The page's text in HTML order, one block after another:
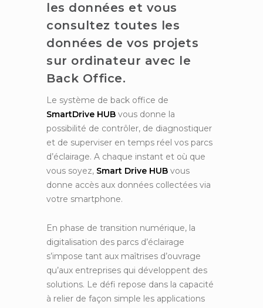
les données et vous
consultez toutes les
données de vos projets
sur ordinateur avec le
Back Office.
Le système de back office de
SmartDrive HUB vous donne la
possibilité de contrôler, de diagnostiquer
et de superviser en temps réel vos parcs
d’éclairage. A chaque instant et où que
vous soyez, Smart Drive HUB vous
donne accès aux données collectées via
votre smartphone.
En phase de transition numérique, la
digitalisation des parcs d’éclairage
s’impose tant aux maîtrises d’ouvrage
qu’aux entreprises qui développent des
solutions. Le défi repose dans la capacité
à relier de façon simple les applications